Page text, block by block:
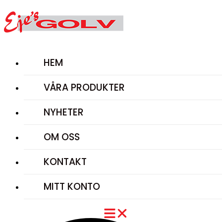
till
innehåll
HEM
VÅRA PRODUKTER
NYHETER
OM OSS
KONTAKT
MITT KONTO